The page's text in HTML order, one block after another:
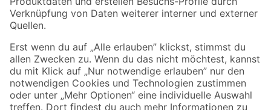
Sicher einkaufen
Jetzt die toom-App herunterladen